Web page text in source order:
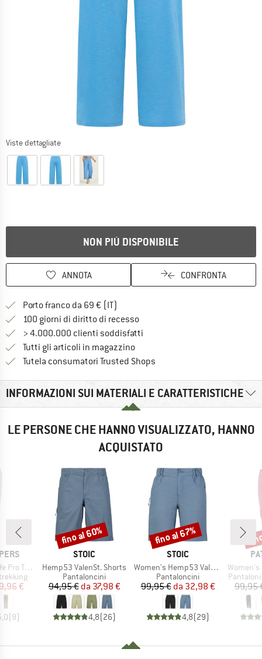
Viste dettagliate
NON PIÙ DISPONIBILE
ANNOTA CONFRONTA
Porto franco da 69 € (IT)
100 giorni di diritto di recessoVai alla politica di recesso qui
> 4.000.000 clienti soddisfatti
Tutti gli articoli in magazzino
Tutela consumatori Trusted Shops
INFORMAZIONI SUI MATERIALI E CARATTERISTICHE
LE PERSONE CHE HANNO VISUALIZZATO, HANNO
ACQUISTATO
III
ridotto
€
(9)
MARCHIO
STOIC
Articolo
Hemp53 ValenSt. Shorts
Gruppo di prodotti
Pantaloncini
Prezzo
94,95 € Prezzo ridotto
da 37,98 €
4,8(26)
Sconto
fino al 60%
MARCHIO
STOIC
Articolo
Women's Hemp53 ValenSt. Shorts
Gruppo di prodotti
Pantaloncini
Prezzo
99,95 € Prezzo ridotto
da 32,98 €
4,8(29)
Sconto
fino al 67%
Articolo
Women's
Gruppo
99,95